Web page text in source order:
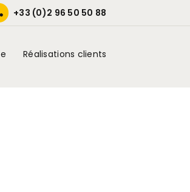
+33 (0)2 96 50 50 88
Réalisations clients